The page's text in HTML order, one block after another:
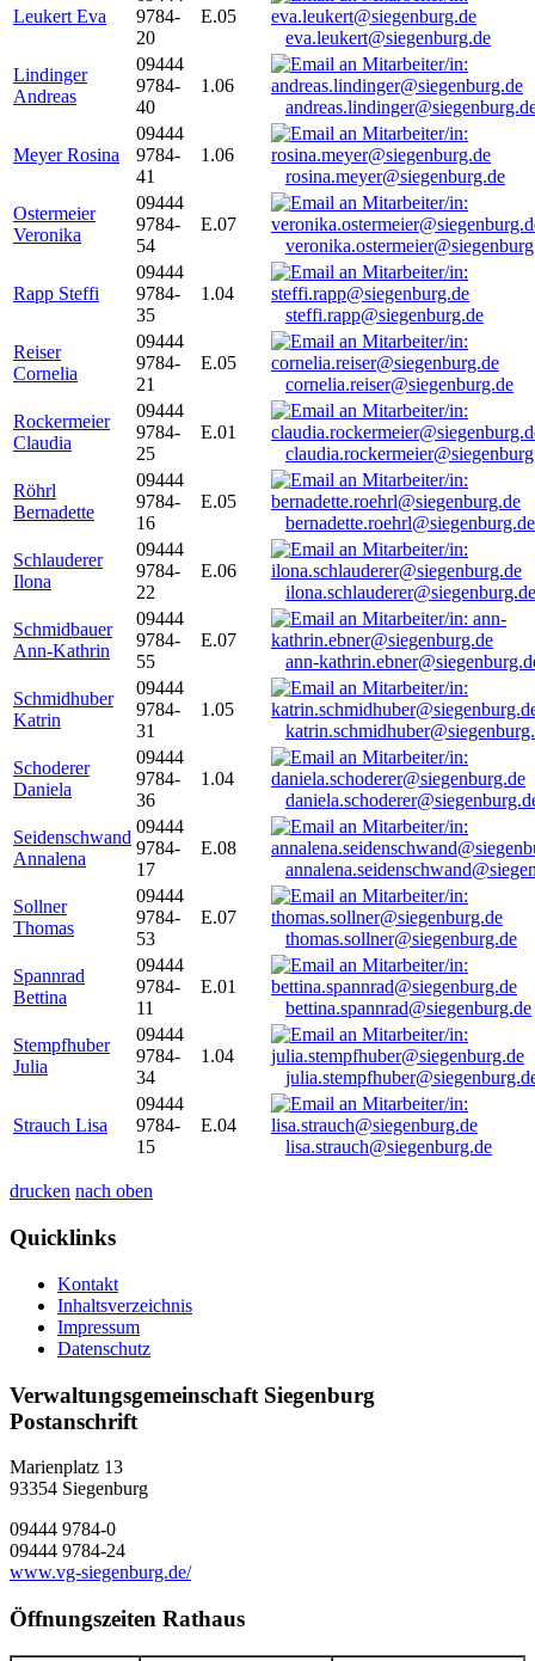
Leukert Eva
9784-
20
E.05
eva.leukert@siegenburg.de
Lindinger
Andreas
09444
9784-
40
1.06
Meyer Rosina
09444
9784-
41
1.06
rosina.meyer@siegenburg.de
Ostermeier
Veronika
09444
9784-
54
E.07
Rapp Steffi
09444
9784-
35
1.04
steffi.rapp@siegenburg.de
Reiser
Cornelia
09444
9784-
21
E.05
cornelia.reiser@siegenburg.de
Rockermeier
Claudia
09444
9784-
25
E.01
Röhrl
Bernadette
09444
9784-
16
E.05
bernadette.roehrl@siegenburg.de
Schlauderer
Ilona
09444
9784-
22
E.06
ilona.schlauderer@siegenburg.de
Schmidbauer
Ann-Kathrin
09444
9784-
55
E.07
ann-
Schmidhuber
Katrin
09444
9784-
31
1.05
Schoderer
Daniela
09444
9784-
36
1.04
Seidenschwand
Annalena
09444
9784-
17
E.08
Sollner
Thomas
09444
9784-
53
E.07
thomas.sollner@siegenburg.de
Spannrad
Bettina
09444
9784-
11
E.01
bettina.spannrad@siegenburg.de
Stempfhuber
Julia
09444
9784-
34
1.04
Strauch Lisa
09444
9784-
15
E.04
lisa.strauch@siegenburg.de
drucken nach oben
Quicklinks
Kontakt
Inhaltsverzeichnis
Impressum
Datenschutz
Verwaltungsgemeinschaft Siegenburg
Postanschrift
Marienplatz 13
93354 Siegenburg
09444 9784-0
09444 9784-24
www.vg-siegenburg.de/
Öffnungszeiten Rathaus